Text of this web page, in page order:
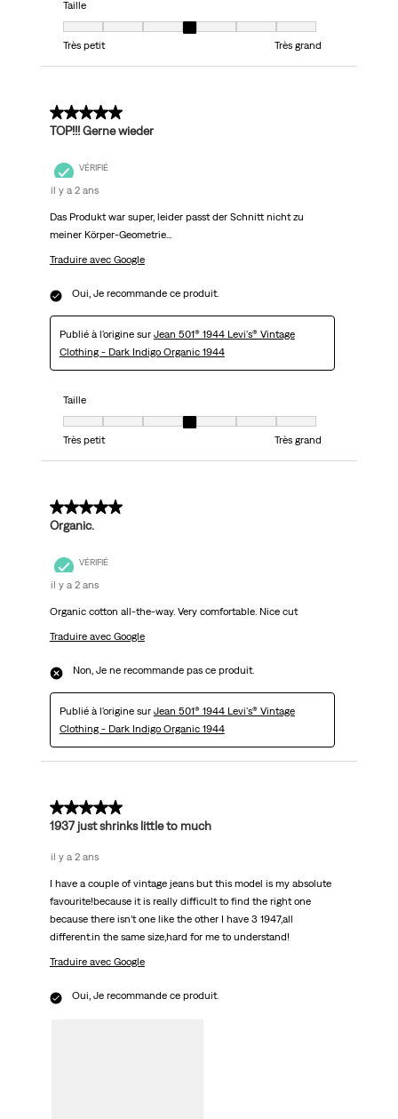
Taille
Taille, 4 sur 7, où 1 est égal à Très petit et 7 est égal à Très grand
Très petit
Très grand
5 sur 5 étoiles.
TOP!!! Gerne wieder
VÉRIFIÉ
il y a 2 ans
Das Produkt war super, leider passt der Schnitt nicht zu
meiner Körper-Geometrie...
Traduire avec Google
Oui, Je recommande ce produit.
Publié à l'origine sur Jean 501® 1944 Levi's® Vintage
Clothing - Dark Indigo Organic 1944
Taille
Taille, 4 sur 7, où 1 est égal à Très petit et 7 est égal à Très grand
Très petit
Très grand
5 sur 5 étoiles.
Organic.
VÉRIFIÉ
il y a 2 ans
Organic cotton all-the-way. Very comfortable. Nice cut
Traduire avec Google
Non, Je ne recommande pas ce produit.
Publié à l'origine sur Jean 501® 1944 Levi's® Vintage
Clothing - Dark Indigo Organic 1944
5 sur 5 étoiles.
1937 just shrinks little to much
il y a 2 ans
I have a couple of vintage jeans but this model is my absolute
favourite!because it is really difficult to find the right one
because there isn’t one like the other I have 3 1947,all
different.in the same size,hard for me to understand!
Traduire avec Google
Oui, Je recommande ce produit.